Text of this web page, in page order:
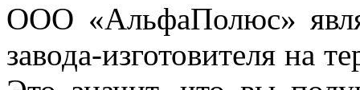
ООО «АльфаПолюс»
завода-изготовителя на